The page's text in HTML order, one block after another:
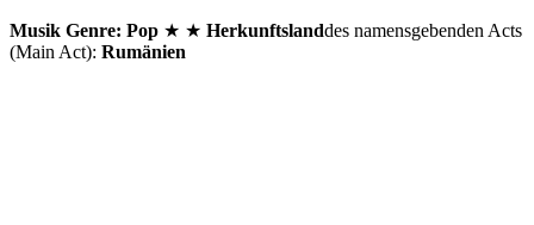
Musik Genre: Pop ★ ★ Herkunftslanddes namensgebenden Acts
(Main Act): Rumänien